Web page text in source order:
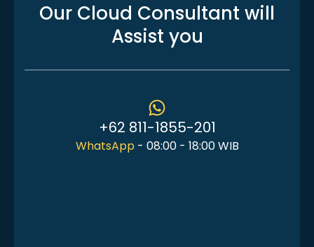
Our Cloud Consultant will
Assist you
+62 811-1855-201
WhatsApp - 08:00 - 18:00 WIB